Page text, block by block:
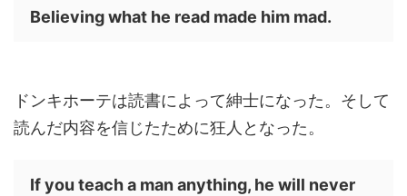
Believing what he read made him mad.
ドンキホーテは読書によって紳士になった。そして
読んだ内容を信じたために狂人となった。
If you teach a man anything, he will never